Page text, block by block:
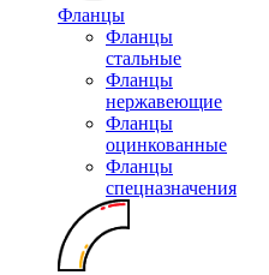
Фланцы
Фланцы
стальные
Фланцы
нержавеющие
Фланцы
оцинкованные
Фланцы
спецназначения